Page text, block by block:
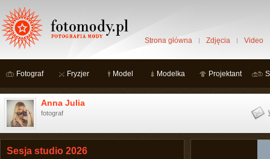
Strona główna Zdjęcia Video
Fotograf Fryzjer Model Modelka Projektant
Anna Julia
fotograf
Sesja studio 2026